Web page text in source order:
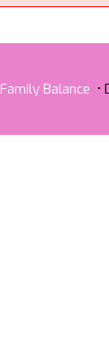
Family Balance •